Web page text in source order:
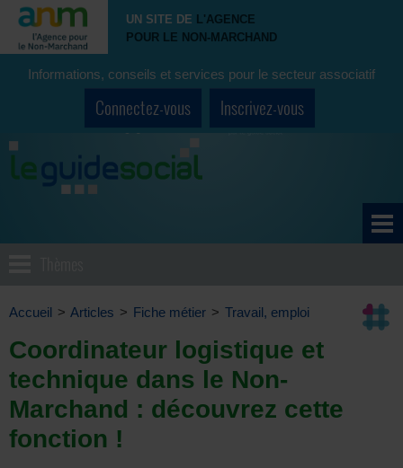
UN SITE DE L'AGENCE
POUR LE NON-MARCHAND
Informations, conseils et services pour le secteur associatif
Connectez-vous Inscrivez-vous
Accueil > Articles > Fiche métier > Travail, emploi
Coordinateur logistique et
technique dans le Non-
Marchand : découvrez cette
fonction !